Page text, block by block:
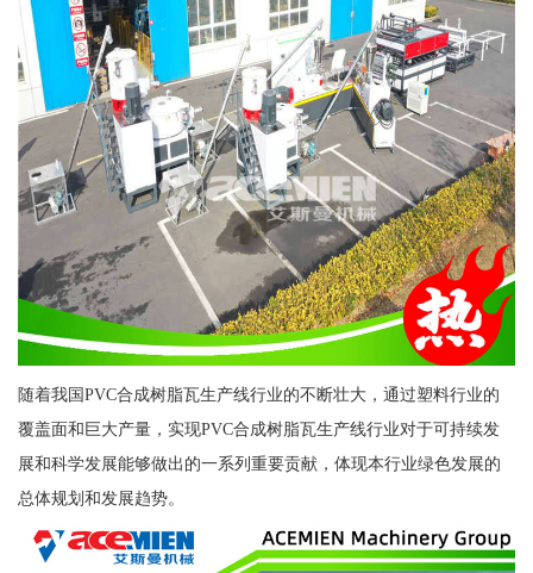
随着我国PVC合成树脂瓦生产线行业的不断壮大，通过塑料行业的
覆盖面和巨大产量，实现PVC合成树脂瓦生产线行业对于可持续发
展和科学发展能够做出的一系列重要贡献，体现本行业绿色发展的
总体规划和发展趋势。